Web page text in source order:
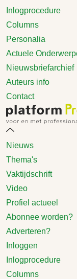
Inlogprocedure
Columns
Personalia
Actuele
Nieuwsbriefarchief
Auteurs info
Contact
Nieuws
Thema's
Vaktijdschrift
Video
Profiel actueel
Abonnee worden?
Adverteren?
Inloggen
Inlogprocedure
Columns